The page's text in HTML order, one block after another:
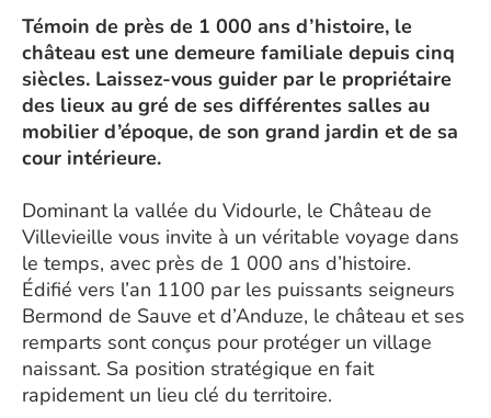
Témoin de près de 1 000 ans d’histoire, le
château est une demeure familiale depuis cinq
siècles. Laissez-vous guider par le propriétaire
des lieux au gré de ses différentes salles au
mobilier d’époque, de son grand jardin et de sa
cour intérieure.
Dominant la vallée du Vidourle, le Château de
Villevieille vous invite à un véritable voyage dans
le temps, avec près de 1 000 ans d’histoire.
Édifié vers l’an 1100 par les puissants seigneurs
Bermond de Sauve et d’Anduze, le château et ses
remparts sont conçus pour protéger un village
naissant. Sa position stratégique en fait
rapidement un lieu clé du territoire.